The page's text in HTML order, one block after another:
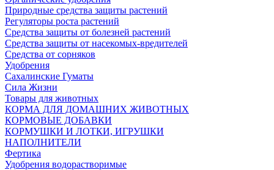
Природные средства защиты растений
Регуляторы роста растений
Средства защиты от болезней растений
Средства защиты от насекомых-вредителей
Средства от сорняков
Удобрения
Сахалинские Гуматы
Сила Жизни
Товары для животных
КОРМА ДЛЯ ДОМАШНИХ ЖИВОТНЫХ
КОРМОВЫЕ ДОБАВКИ
КОРМУШКИ И ЛОТКИ, ИГРУШКИ
НАПОЛНИТЕЛИ
Фертика
Удобрения водорастворимые